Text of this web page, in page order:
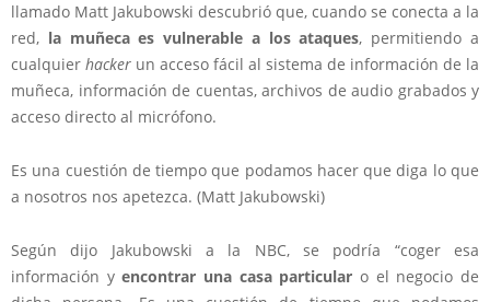
llamado Matt Jakubowski descubrió que, cuando se conecta a la
red, la muñeca es vulnerable a los ataques, permitiendo a
cualquier hacker un acceso fácil al sistema de información de la
muñeca, información de cuentas, archivos de audio grabados y
acceso directo al micrófono.
Es una cuestión de tiempo que podamos hacer que diga lo que
a nosotros nos apetezca. (Matt Jakubowski)
Según dijo Jakubowski a la NBC, se podría “coger esa
información yencontrar una casa particular o el negocio de